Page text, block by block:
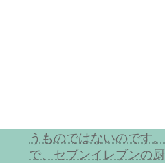
うものではないのです
で、セブンイレブンの